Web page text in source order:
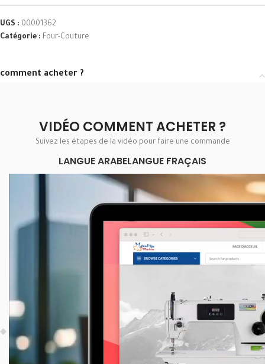
UGS : 00001362
Catégorie : Four-Couture
comment acheter ?
VIDÉO COMMENT ACHETER ?
Suivez les étapes de la vidéo pour faire une commande
LANGUE ARABELANGUE FRAÇAIS